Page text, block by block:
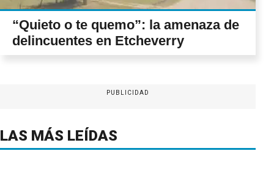
“Quieto o te quemo”: la amenaza de
delincuentes en Etcheverry
PUBLICIDAD
LAS MÁS LEÍDAS